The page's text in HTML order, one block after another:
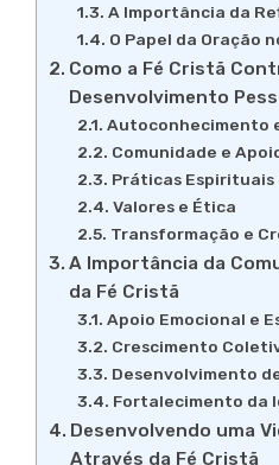
A Importância da
O Papel da Oração
Como a Fé Cristã
Desenvolvimento
Autoconhecimento
Comunidade e
Práticas Espirituais
Valores e Ética
Transformação e
A Importância da
da Fé Cristã
Apoio Emocional e
Crescimento
Desenvolvimento
Fortalecimento da
Desenvolvendo uma
Através da Fé Cristã